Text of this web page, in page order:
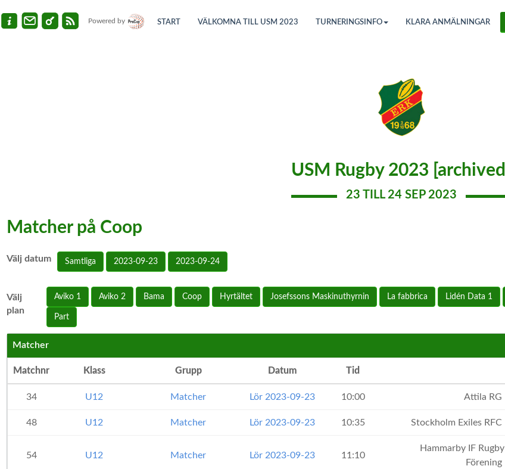
Powered by START VÄLKOMNA TILL USM 2023 TURNERINGSINFO KLARA ANMÄLNINGAR
USM Rugby 2023 [archived]
23 TILL 24 SEP 2023
Matcher på Coop
Välj datum Samtliga 2023-09-23 2023-09-24
Välj
plan
Aviko 1 Aviko 2 Bama Coop Hyrtältet Josefssons Maskinuthyrnin La fabbrica Lidén Data 1
Part
Matcher
Matchnr Klass Grupp Datum Tid
34 U12 Matcher Lör 2023-09-23 10:00 Attila RG
48 U12 Matcher Lör 2023-09-23 10:35 Stockholm Exiles RFC
54 U12 Matcher Lör 2023-09-23 11:10
Hammarby IF Rugby
Förening